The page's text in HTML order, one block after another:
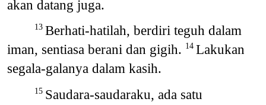
akan datang juga.
13 Berhati-hatilah, berdiri teguh dalam
iman, sentiasa berani dan gigih. 14 Lakukan
segala-galanya dalam kasih.
15 Saudara-saudaraku, ada satu